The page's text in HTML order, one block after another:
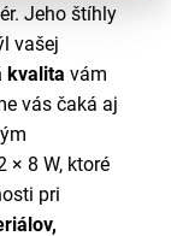
Jeho štíhly
vašej
kvalita vám
vás čaká aj
× 8 W, ktoré
pri